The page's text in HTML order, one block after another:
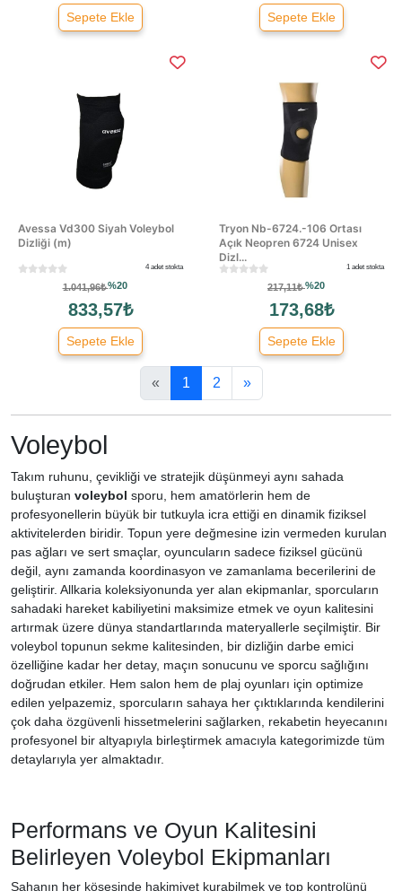
Sepete Ekle Sepete Ekle
Avessa Vd300 Siyah Voleybol
Dizliği (m)
4 adet stokta
1.041,96₺%20
833,57₺
Sepete Ekle
Tryon Nb-6724.-106 Ortası
Açık Neopren 6724 Unisex
Dizl...
1 adet stokta
217,11₺%20
173,68₺
Sepete Ekle
« 1 2 »
Voleybol
Takım ruhunu, çevikliği ve stratejik düşünmeyi aynı sahada
buluşturan voleybol sporu, hem amatörlerin hem de
profesyonellerin büyük bir tutkuyla icra ettiği en dinamik fiziksel
aktivitelerden biridir. Topun yere değmesine izin vermeden kurulan
pas ağları ve sert smaçlar, oyuncuların sadece fiziksel gücünü
değil, aynı zamanda koordinasyon ve zamanlama becerilerini de
geliştirir. Allkaria koleksiyonunda yer alan ekipmanlar, sporcuların
sahadaki hareket kabiliyetini maksimize etmek ve oyun kalitesini
artırmak üzere dünya standartlarında materyallerle seçilmiştir. Bir
voleybol topunun sekme kalitesinden, bir dizliğin darbe emici
özelliğine kadar her detay, maçın sonucunu ve sporcu sağlığını
doğrudan etkiler. Hem salon hem de plaj oyunları için optimize
edilen yelpazemiz, sporcuların sahaya her çıktıklarında kendilerini
çok daha özgüvenli hissetmelerini sağlarken, rekabetin heyecanını
profesyonel bir altyapıyla birleştirmek amacıyla kategorimizde tüm
detaylarıyla yer almaktadır.
Performans ve Oyun Kalitesini
Belirleyen Voleybol Ekipmanları
Sahanın her köşesinde hakimiyet kurabilmek ve top kontrolünü